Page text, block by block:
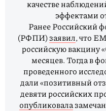
качестве
эффектами
Ранее Российский
(РФПИ)заявил, что
российскую вакцину
месяцев. Тогда в
проведенного
дали «позитивный
девяти российских
опубликовала